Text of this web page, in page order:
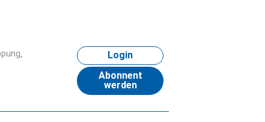
Login
Abonnent
werden